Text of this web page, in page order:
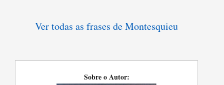
Ver todas as frases de Montesquieu
Sobre o Autor: